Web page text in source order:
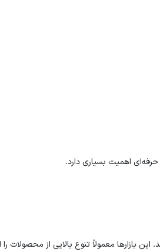
حرفه‌ای اهمیت بسیاری دارد.
بازارها معمولاً تنوع بالایی از محصولات